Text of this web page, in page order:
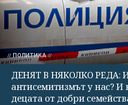
ПОЛИТИКА
ДЕНЯТ В НЯКОЛКО РЕДА:
антисемитизмът у нас? И
децата от добри